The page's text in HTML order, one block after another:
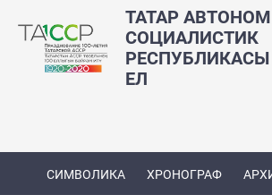
ТАТАР
СОЦИАЛИСТИК
РЕСПУБЛИКАСЫ
ЕЛ
СИМВОЛИКА ХРОНОГРАФ